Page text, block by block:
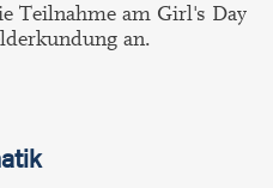
Teilnahme am Girl's Day
an.